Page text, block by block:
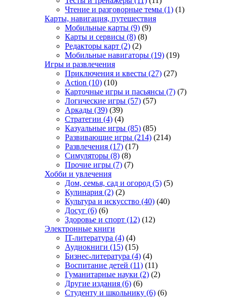
Чтение и разговорные темы (1) (1)
Карты, навигация, путешествия
Мобильные карты (9) (9)
Карты и сервисы (8) (8)
Редакторы карт (2) (2)
Мобильные навигаторы (19) (19)
Игры и развлечения
Приключения и квесты (27) (27)
Action (10) (10)
Карточные игры и пасьянсы (7) (7)
Логические игры (57) (57)
Аркады (39) (39)
Стратегии (4) (4)
Казуальные игры (85) (85)
Развивающие игры (214) (214)
Развлечения (17) (17)
Симуляторы (8) (8)
Прочие игры (7) (7)
Хобби и увлечения
Дом, семья, сад и огород (5) (5)
Кулинария (2) (2)
Культура и искусство (40) (40)
Досуг (6) (6)
Здоровье и спорт (12) (12)
Электронные книги
IT-литература (4) (4)
Аудиокниги (15) (15)
Бизнес-литература (4) (4)
Воспитание детей (11) (11)
Гуманитарные науки (2) (2)
Другие издания (6) (6)
Студенту и школьнику (6) (6)